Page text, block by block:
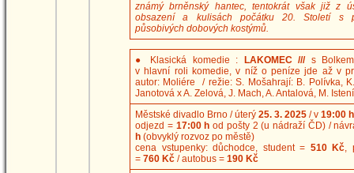
známý brněnský hantec, tentokrát však již z
obsazení a kulisách počátku 20. Století s
působivých dobových kostýmů.
● Klasická komedie : LAKOMEC /// s
v hlavní roli komedie, v níž o peníze jde až v
autor: Moliére / režie: S. Mošahrají: B. Polívka,
Janotová x A. Zelová, J. Mach, A. Antalová, M.
Městské divadlo Brno / úterý 25. 3. 2025 / v 19:00 h
odjezd = 17:00 h od pošty 2 (u nádraží ČD) /
h (obvyklý rozvoz po městě)
cena vstupenky: důchodce, student = 510 Kč
= 760 Kč / autobus = 190 Kč